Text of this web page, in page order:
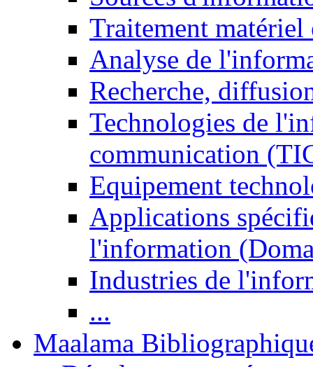
Traitement matériel
Analyse de
Recherche,
Technologies de
communication
Equipement
Applications
l'information
Industries de
...
Maalama